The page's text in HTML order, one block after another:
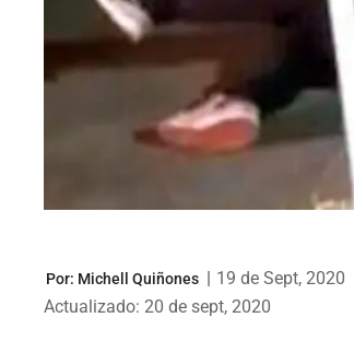
Por: Michell Quiñones | 19 de Sept, 2020
Actualizado: 20 de sept, 2020